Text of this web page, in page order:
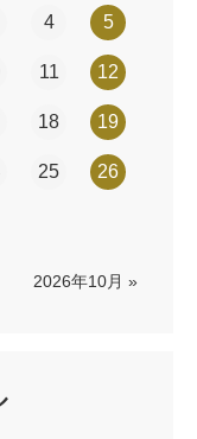
4 5
11 12
18 19
25 26
2026年10月 »